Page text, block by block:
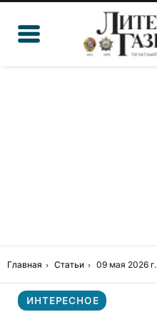
Главная Статьи 09 мая 2026 г.
ИНТЕРЕСНОЕ